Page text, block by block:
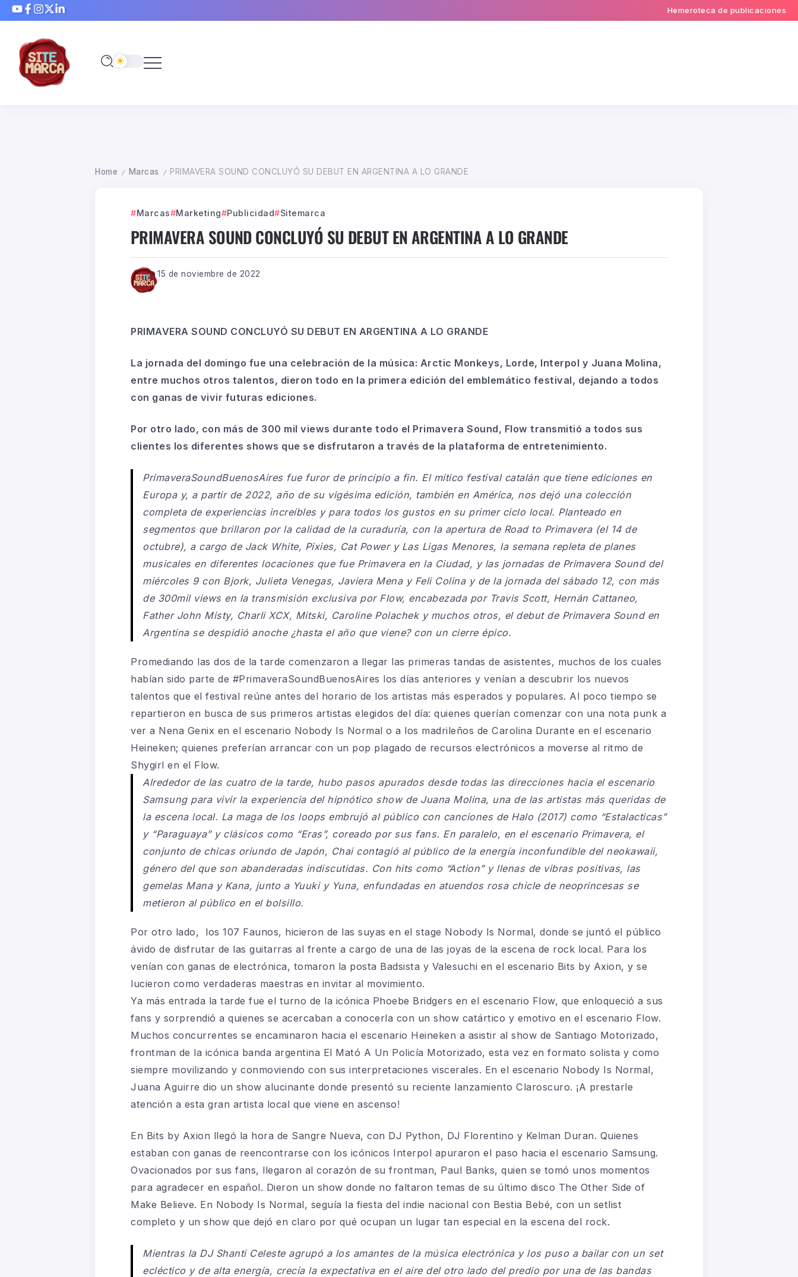
Hemeroteca de publicaciones
Home / Marcas / PRIMAVERA SOUND CONCLUYÓ SU DEBUT EN ARGENTINA A LO GRANDE
Marcas Marketing Publicidad Sitemarca
PRIMAVERA SOUND CONCLUYÓ SU DEBUT EN ARGENTINA A LO GRANDE
15 de noviembre de 2022
PRIMAVERA SOUND CONCLUYÓ SU DEBUT EN ARGENTINA A LO GRANDE
La jornada del domingo fue una celebración de la música: Arctic Monkeys, Lorde, Interpol y Juana Molina,
entre muchos otros talentos, dieron todo en la primera edición del emblemático festival, dejando a todos
con ganas de vivir futuras ediciones.
Por otro lado, con más de 300 mil views durante todo el Primavera Sound, Flow transmitió a todos sus
clientes los diferentes shows que se disfrutaron a través de la plataforma de entretenimiento.
PrimaveraSoundBuenosAires fue furor de principio a fin. El mítico festival catalán que tiene ediciones en
Europa y, a partir de 2022, año de su vigésima edición, también en América, nos dejó una colección
completa de experiencias increíbles y para todos los gustos en su primer ciclo local. Planteado en
segmentos que brillaron por la calidad de la curaduría, con la apertura de Road to Primavera (el 14 de
octubre), a cargo de Jack White, Pixies, Cat Power y Las Ligas Menores, la semana repleta de planes
musicales en diferentes locaciones que fue Primavera en la Ciudad, y las jornadas de Primavera Sound del
miércoles 9 con Bjork, Julieta Venegas, Javiera Mena y Feli Colina y de la jornada del sábado 12, con más
de 300mil views en la transmisión exclusiva por Flow, encabezada por Travis Scott, Hernán Cattaneo,
Father John Misty, Charli XCX, Mitski, Caroline Polachek y muchos otros, el debut de Primavera Sound en
Argentina se despidió anoche ¿hasta el año que viene? con un cierre épico.
Promediando las dos de la tarde comenzaron a llegar las primeras tandas de asistentes, muchos de los cuales
habían sido parte de #PrimaveraSoundBuenosAires los días anteriores y venían a descubrir los nuevos
talentos que el festival reúne antes del horario de los artistas más esperados y populares. Al poco tiempo se
repartieron en busca de sus primeros artistas elegidos del día: quienes querían comenzar con una nota punk a
ver a Nena Genix en el escenario Nobody Is Normal o a los madrileños de Carolina Durante en el escenario
Heineken; quienes preferían arrancar con un pop plagado de recursos electrónicos a moverse al ritmo de
Shygirl en el Flow.
Alrededor de las cuatro de la tarde, hubo pasos apurados desde todas las direcciones hacia el escenario
Samsung para vivir la experiencia del hipnótico show de Juana Molina, una de las artistas más queridas de
la escena local. La maga de los loops embrujó al público con canciones de Halo (2017) como “Estalacticas”
y “Paraguaya” y clásicos como “Eras”, coreado por sus fans. En paralelo, en el escenario Primavera, el
conjunto de chicas oriundo de Japón, Chai contagió al público de la energía inconfundible del neokawaii,
género del que son abanderadas indiscutidas. Con hits como “Action” y llenas de vibras positivas, las
gemelas Mana y Kana, junto a Yuuki y Yuna, enfundadas en atuendos rosa chicle de neoprincesas se
metieron al público en el bolsillo.
Por otro lado, los 107 Faunos, hicieron de las suyas en el stage Nobody Is Normal, donde se juntó el público
ávido de disfrutar de las guitarras al frente a cargo de una de las joyas de la escena de rock local. Para los
venían con ganas de electrónica, tomaron la posta Badsista y Valesuchi en el escenario Bits by Axion, y se
lucieron como verdaderas maestras en invitar al movimiento.
Ya más entrada la tarde fue el turno de la icónica Phoebe Bridgers en el escenario Flow, que enloqueció a sus
fans y sorprendió a quienes se acercaban a conocerla con un show catártico y emotivo en el escenario Flow.
Muchos concurrentes se encaminaron hacia el escenario Heineken a asistir al show de Santiago Motorizado,
frontman de la icónica banda argentina El Mató A Un Policía Motorizado, esta vez en formato solista y como
siempre movilizando y conmoviendo con sus interpretaciones viscerales. En el escenario Nobody Is Normal,
Juana Aguirre dio un show alucinante donde presentó su reciente lanzamiento Claroscuro. ¡A prestarle
atención a esta gran artista local que viene en ascenso!
En Bits by Axion llegó la hora de Sangre Nueva, con DJ Python, DJ Florentino y Kelman Duran. Quienes
estaban con ganas de reencontrarse con los icónicos Interpol apuraron el paso hacia el escenario Samsung.
Ovacionados por sus fans, llegaron al corazón de su frontman, Paul Banks, quien se tomó unos momentos
para agradecer en español. Dieron un show donde no faltaron temas de su último disco The Other Side of
Make Believe. En Nobody Is Normal, seguía la fiesta del indie nacional con Bestia Bebé, con un setlist
completo y un show que dejó en claro por qué ocupan un lugar tan especial en la escena del rock.
Mientras la DJ Shanti Celeste agrupó a los amantes de la música electrónica y los puso a bailar con un set
ecléctico y de alta energía, crecía la expectativa en el aire del otro lado del predio por una de las bandas